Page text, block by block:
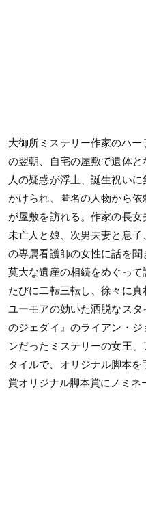
大御所ミステリー作家のハ
の翌朝、自宅の屋敷で遺体
人の疑惑が浮上、誕生祝い
かけられ、匿名の人物から
が屋敷を訪れる。作家の長
未亡人と娘、次男夫妻と息
の専属看護師の女性に話を聞
莫大な遺産の相続をめぐっ
たびに二転三転し、徐々に真
ユーモアの効いた洒脱なス
のジェダイ』のライアン・
ンだったミステリーの女王
タイルで、オリジナル脚本
賞オリジナル脚本賞にノミネ